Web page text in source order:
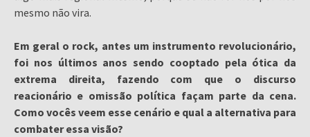
mesmo não vira.
Em geral o rock, antes um instrumento revolucionário,
foi nos últimos anos sendo cooptado pela ótica da
extrema direita, fazendo com que o discurso
reacionário e omissão política façam parte da cena.
Como vocês veem esse cenário e qual a alternativa para
combater essa visão?